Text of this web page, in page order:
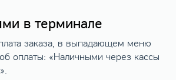
в терминале
заказа, в выпадающем меню
оплаты: «Наличными через кассы